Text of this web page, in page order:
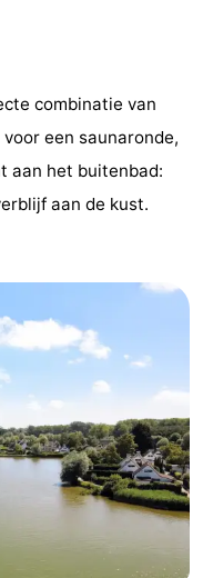
combinatie van
een saunaronde,
aan het buitenbad:
aan de kust.